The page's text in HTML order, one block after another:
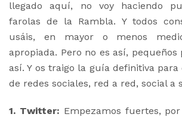
llegado aquí, no voy haciendo
farolas de la Rambla. Y todos
usáis, en mayor o menos
apropiada. Pero no es así, pequeños
así. Y os traigo la guía definitiva para
de redes sociales, red a red, social a
1. Twitter: Empezamos fuertes,